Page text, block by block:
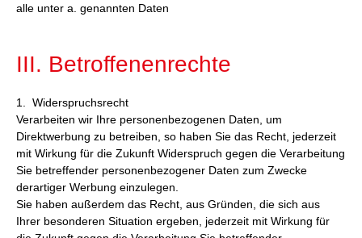
alle unter a. genannten Daten
III. Betroffenenrechte
1. Widerspruchsrecht
Verarbeiten wir Ihre personenbezogenen Daten, um
Direktwerbung zu betreiben, so haben Sie das Recht, jederzeit
mit Wirkung für die Zukunft Widerspruch gegen die Verarbeitung
Sie betreffender personenbezogener Daten zum Zwecke
derartiger Werbung einzulegen.
Sie haben außerdem das Recht, aus Gründen, die sich aus
Ihrer besonderen Situation ergeben, jederzeit mit Wirkung für